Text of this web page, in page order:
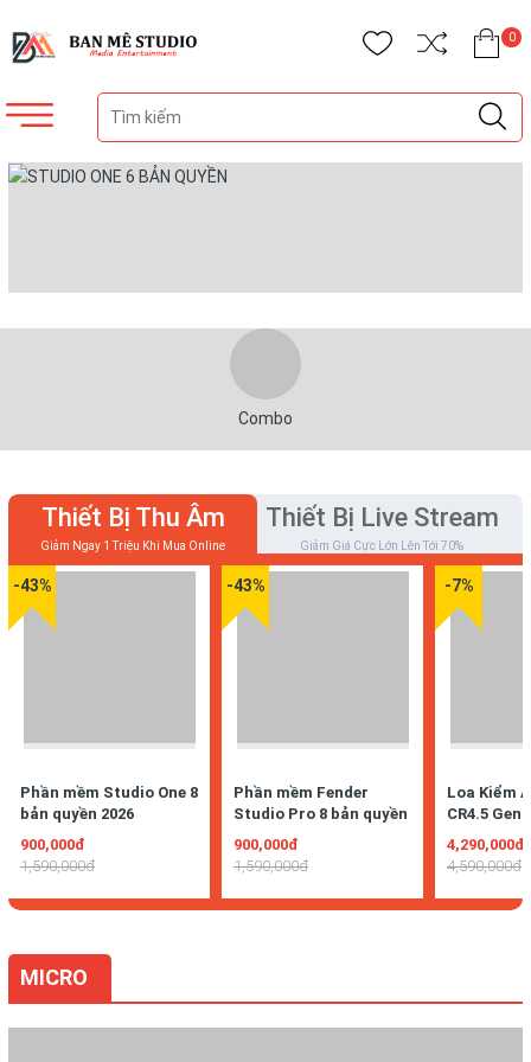
0
Combo
Thiết Bị Thu Âm
Giảm Ngay 1 Triệu Khi Mua Online
Thiết Bị Live Stream
Giảm Giá Cực Lớn Lên Tới 70%
-43%
Phần mềm Studio One 8
bản quyền 2026
900,000đ
1,590,000đ
-43%
Phần mềm Fender
Studio Pro 8 bản quyền
2026
900,000đ
1,590,000đ
-7%
Loa Kiểm
CR4.5
Monitor
4,290,000đ
4,590,000đ
MICRO